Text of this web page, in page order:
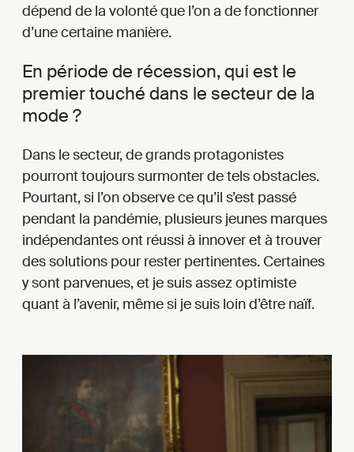
dépend de la volonté que l’on a de fonctionner
d’une certaine manière.
En période de récession, qui est le
premier touché dans le secteur de la
mode ?
Dans le secteur, de grands protagonistes
pourront toujours surmonter de tels obstacles.
Pourtant, si l’on observe ce qu’il s’est passé
pendant la pandémie, plusieurs jeunes marques
indépendantes ont réussi à innover et à trouver
des solutions pour rester pertinentes. Certaines
y sont parvenues, et je suis assez optimiste
quant à l’avenir, même si je suis loin d’être naïf.